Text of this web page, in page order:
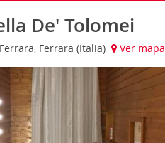
De' Tolomei
Ferrara (Italia) Ver mapa